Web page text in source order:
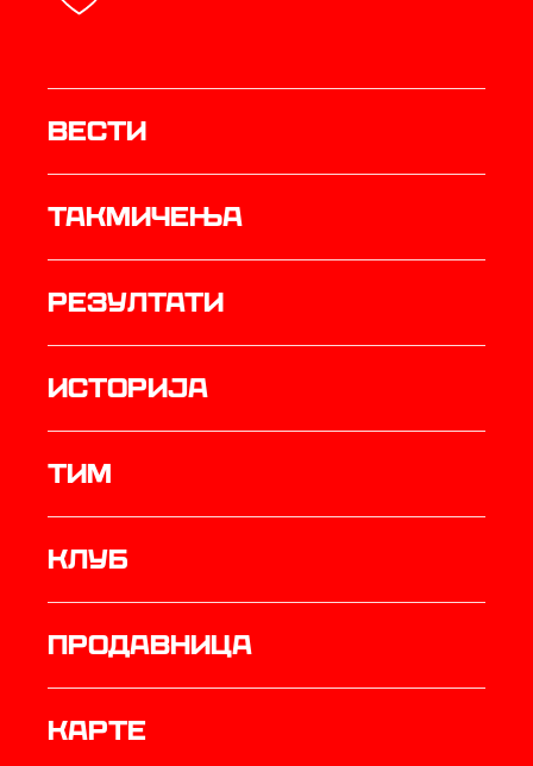
Вести
Такмичења
резултати
историја
ТИМ
Клуб
продавница
Карте